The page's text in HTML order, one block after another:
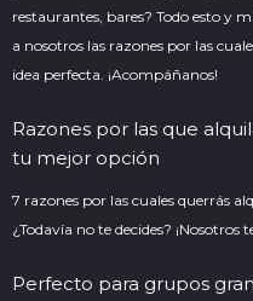
restaurantes, bares? Todo esto y
a nosotros las razones por las
idea perfecta. ¡Acompáñanos!
Razones por las que
tu mejor opción
7 razones por las cuales querrás
¿Todavía no te decides? ¡Nosotros
Perfecto para grupos